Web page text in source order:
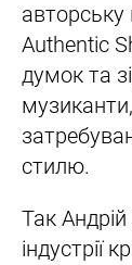
авторську
Authentic
думок та
стилю.
Так
індустрії